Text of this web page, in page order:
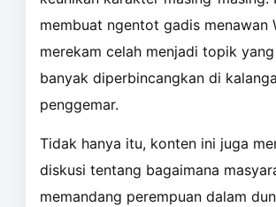
membuat ngentot gadis menawan
merekam celah menjadi topik
banyak diperbincangkan di
penggemar.
Tidak hanya itu, konten ini juga
diskusi tentang bagaimana
memandang perempuan dalam